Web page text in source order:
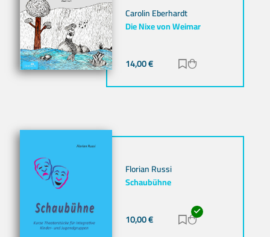
Carolin Eberhardt
Die Nixe von Weimar
14,00€ Zur Merkliste
Florian Russi
Schaubühne
10,00€ Zur Merkliste
Zum Warenkorb